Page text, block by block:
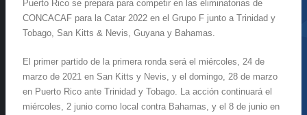
Puerto Rico se prepara para competir en las eliminatorias de
CONCACAF para la Catar 2022 en el Grupo F junto a Trinidad y
Tobago, San Kitts & Nevis, Guyana y Bahamas.
El primer partido de la primera ronda será el miércoles, 24 de
marzo de 2021 en San Kitts y Nevis, y el domingo, 28 de marzo
en Puerto Rico ante Trinidad y Tobago. La acción continuará el
miércoles, 2 junio como local contra Bahamas, y el 8 de junio en